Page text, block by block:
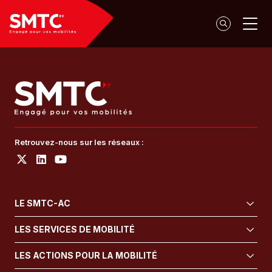
Panneau de gestion des cookies
Retrouvez-nous sur les réseaux :
LE SMTC-AC
LES SERVICES DE MOBILITÉ
LES ACTIONS POUR LA MOBILITÉ